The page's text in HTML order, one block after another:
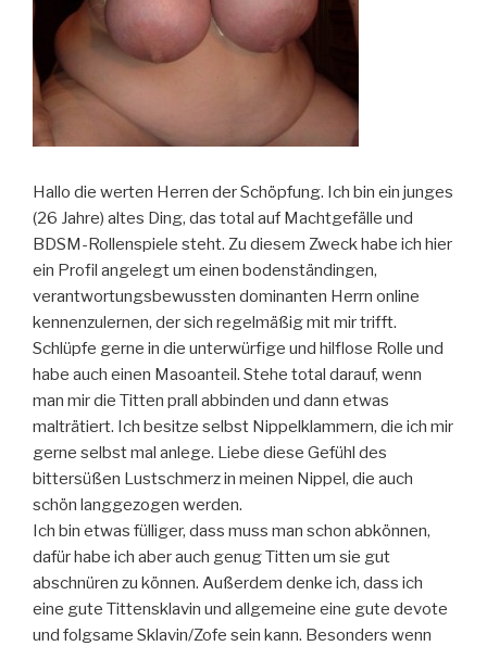
Hallo die werten Herren der Schöpfung. Ich bin ein junges
(26 Jahre) altes Ding, das total auf Machtgefälle und
BDSM-Rollenspiele steht. Zu diesem Zweck habe ich hier
ein Profil angelegt um einen bodenständingen,
verantwortungsbewussten dominanten Herrn online
kennenzulernen, der sich regelmäßig mit mir trifft.
Schlüpfe gerne in die unterwürfige und hilflose Rolle und
habe auch einen Masoanteil. Stehe total darauf, wenn
man mir die Titten prall abbinden und dann etwas
malträtiert. Ich besitze selbst Nippelklammern, die ich mir
gerne selbst mal anlege. Liebe diese Gefühl des
bittersüßen Lustschmerz in meinen Nippel, die auch
schön langgezogen werden.
Ich bin etwas fülliger, dass muss man schon abkönnen,
dafür habe ich aber auch genug Titten um sie gut
abschnüren zu können. Außerdem denke ich, dass ich
eine gute Tittensklavin und allgemeine eine gute devote
und folgsame Sklavin/Zofe sein kann. Besonders wenn